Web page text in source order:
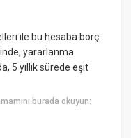
ile bu hesaba borç
yararlanma
5 yıllık sürede eşit
burada okuyun: